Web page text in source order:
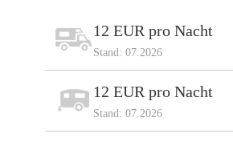
12 EUR pro Nacht
Stand: 07.2026
12 EUR pro Nacht
Stand: 07.2026